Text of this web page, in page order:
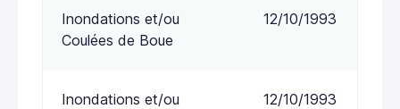
Inondations et/ou
Coulées de Boue
12/10/1993
Inondations et/ou
12/10/1993